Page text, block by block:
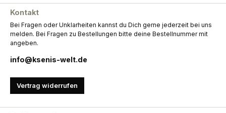
Kontakt
Bei Fragen oder Unklarheiten kannst du Dich gerne jederzeit bei uns
melden. Bei Fragen zu Bestellungen bitte deine Bestellnummer mit
angeben.
info@ksenis-welt.de
Vertrag widerrufen